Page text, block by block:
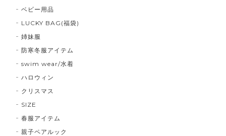
ベビー用品
LUCKY BAG(福袋)
姉妹服
防寒冬服アイテム
swim wear/水着
ハロウィン
クリスマス
SIZE
春服アイテム
親子ペアルック